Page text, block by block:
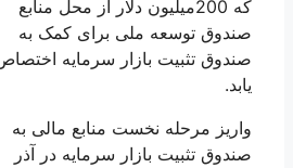
که 200میلیون دلار از محل منابع
صندوق توسعه ملی برای کمک به
صندوق تثبیت بازار سرمایه اختصاص
یابد.
واریز مرحله نخست منابع مالی به
صندوق تثبیت بازار سرمایه در آذر